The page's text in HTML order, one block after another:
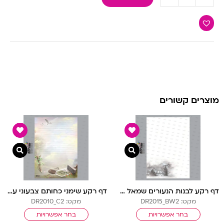
מוצרים קשורים
דף רקע לבנות הנעורים שמאל ש-ל בלי שורות
מקט: DR2015_BW2
בחר אפשרויות
דף רקע שימני כחותם צבעוני עם שורות
מקט: DR2010_C2
בחר אפשרויות